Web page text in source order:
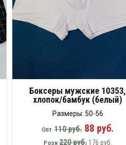
Боксеры мужские 10353,
хлопок/бамбук (белый)
Размеры: 50-56
Опт 110 руб. 88 руб.
Розн 220 руб.176 руб.